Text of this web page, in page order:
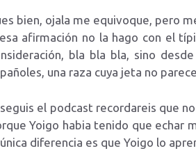
bien, ojala me equivoque, pero
afirmación no la hago con el
bla bla bla, sino
una raza cuya jeta no
seguis el podcast recordareis que
Yoigo habia tenido que echar
diferencia es que Yoigo lo